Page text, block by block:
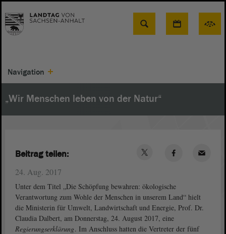
Suche
Navigation
„Wir Menschen leben von der Natur“
24. Aug. 2017
Unter dem Titel „Die Schöpfung bewahren: ökologische
Verantwortung zum Wohle der Menschen in unserem Land“ hielt
die Ministerin für Umwelt, Landwirtschaft und Energie, Prof. Dr.
Claudia Dalbert, am Donnerstag, 24. August 2017, eine
Regierungserklärung. Im Anschluss hatten die Vertreter der fünf
Beitrag teilen: